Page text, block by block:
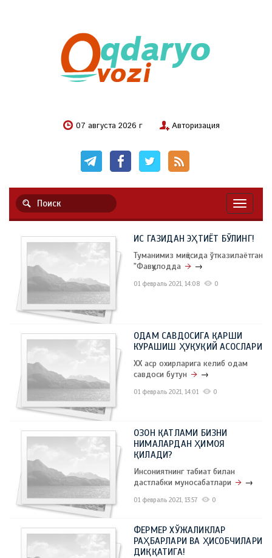
07 августа 2026 г Авторизация
ИС ГАЗИДАН ЭҲТИЁТ БЎЛИНГ!
Туманимиз миқёсида ўтказилаётган
"Фавқулодда
→
01 февраль 2021, 14:08 0
ОДАМ САВДОСИГА ҚАРШИ
КУРАШИШ ҲУҚУҚИЙ АСОСЛАРИ
XX аср охирларига келиб одам
савдоси бутун
→
01 февраль 2021, 14:01 0
ОЗОН ҚАТЛАМИ БИЗНИ
НИМАЛАРДАН ҲИМОЯ
ҚИЛАДИ?
Инсониятнинг табиат билан
дастлабки муносабатлари
→
01 февраль 2021, 13:57 0
ФЕРМЕР ХЎЖАЛИКЛАР
РАҲБАРЛАРИ ВА ҲИСОБЧИЛАРИ
ДИҚҚАТИГА!